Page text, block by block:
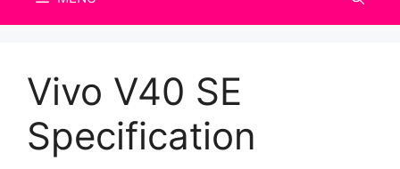
Vivo V40 SE
Specification